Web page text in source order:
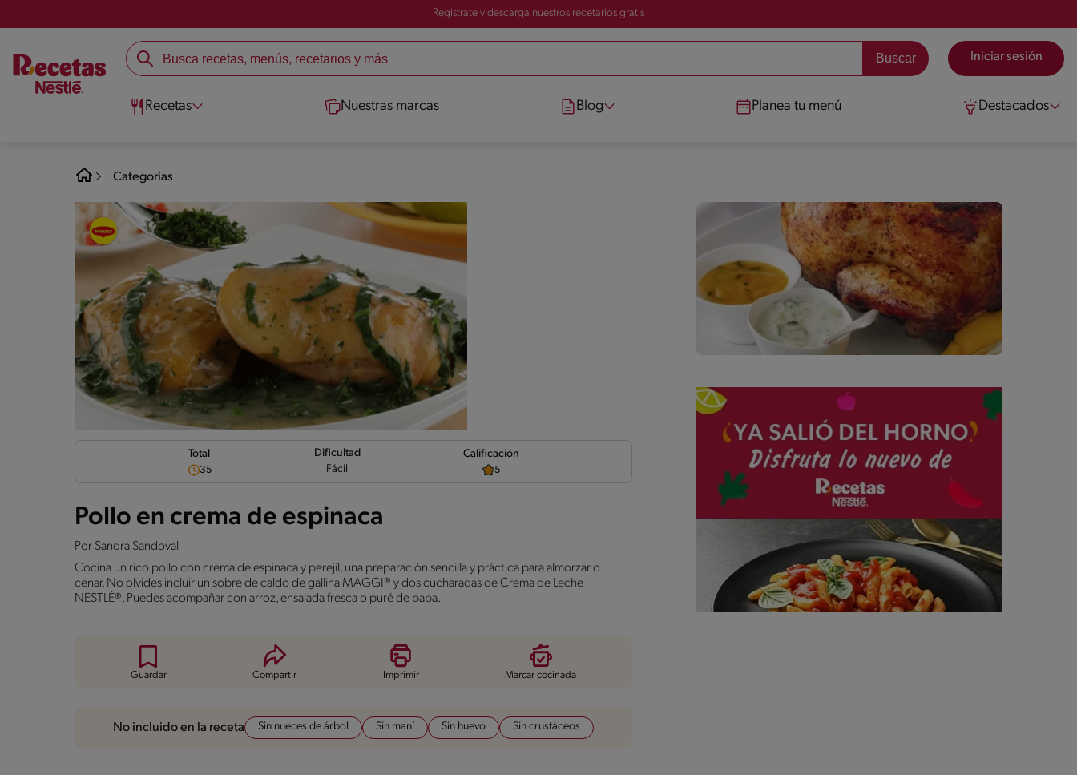
Registrate y descarga nuestros recetarios gratis
Iniciar sesión
Recetas Nuestras marcas Blog Planea tu menú Destacados
Categorías
Total
35
Dificultad
Fácil
Calificación
5
Pollo en crema de espinaca
Por Sandra Sandoval
Cocina un rico pollo con crema de espinaca y perejil, una preparación sencilla y práctica para almorzar o
cenar. No olvides incluir un sobre de caldo de gallina MAGGI® y dos cucharadas de Crema de Leche
NESTLÉ®. Puedes acompañar con arroz, ensalada fresca o puré de papa.
Guardar Compartir Imprimir Marcar cocinada
No incluido en la receta Sin nueces de árbol Sin maní Sin huevo Sin crustáceos